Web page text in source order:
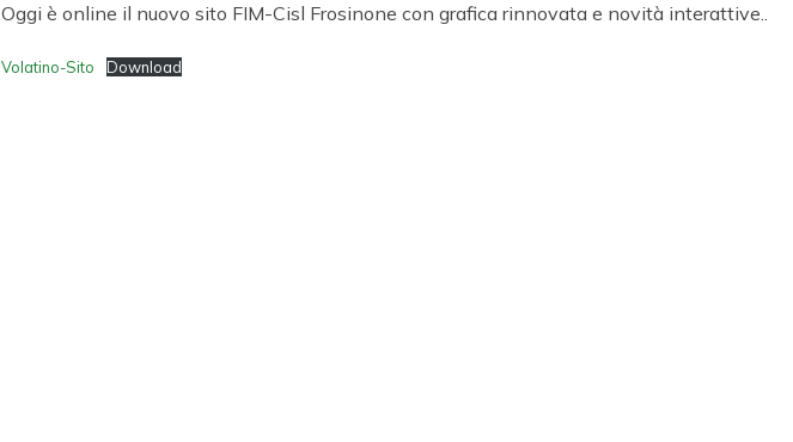
Oggi è online il nuovo sito FIM-Cisl Frosinone con grafica rinnovata e novità interattive..
Volatino-Sito Download